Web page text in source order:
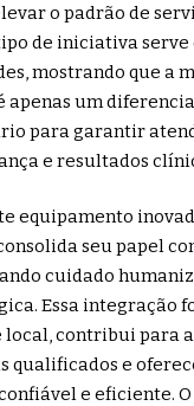
o padrão de
de iniciativa serve
mostrando que a
apenas um
para garantir
e resultados
equipamento
seu papel
cuidado
Essa integração
local, contribui para
qualificados e
e eficiente.